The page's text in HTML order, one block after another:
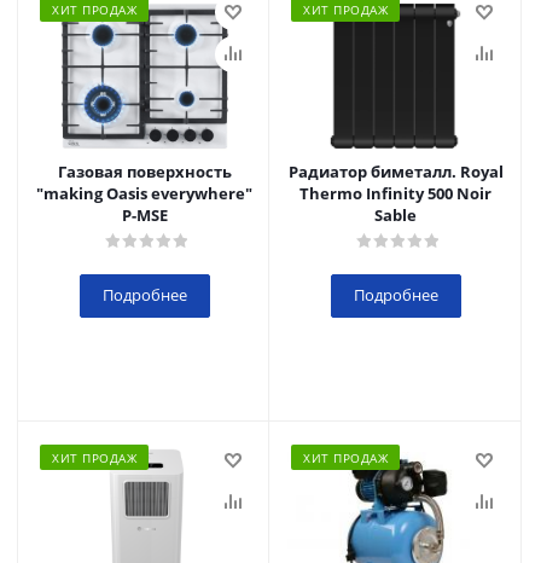
ХИТ ПРОДАЖ
Газовая поверхность
"making Oasis everywhere"
P-MSE
Подробнее
ХИТ ПРОДАЖ
Радиатор биметалл. Royal
Thermo Infinity 500 Noir
Sable
Подробнее
ХИТ ПРОДАЖ ХИТ ПРОДАЖ